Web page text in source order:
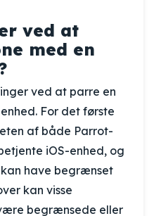
ved at
med en
ved at parre en
For det første
af både Parrot-
iOS-enhed, og
have begrænset
kan visse
begrænsede eller